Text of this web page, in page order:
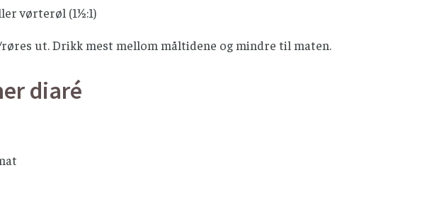
vørterøl (1½:1)
ut. Drikk mest mellom måltidene og mindre til maten.
diaré